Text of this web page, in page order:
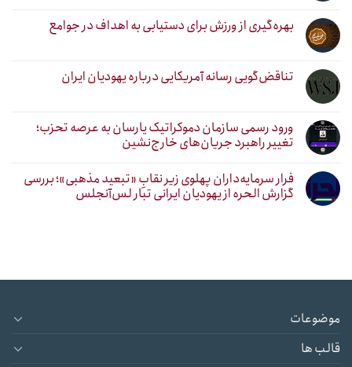
بهره‌گیری از ورزش برای دستیابی به اهداف در جوامع
تناقض‌گویی رسانه آمریکایی درباره یهودیان ایران
ورود رسمی سازمان دموکراتیک یارسان به عرصه تحزب؛
تغییر راهبرد جریان‌های خارج‌نشین
فرار سرمایه‌داران پهلوی زیر نقابِ «تبعید مذهبی»؛ بررسی
گزارش الحره از یهودیان ایرانی تبار لس‌آنجلس
موضوعات
قالب ها